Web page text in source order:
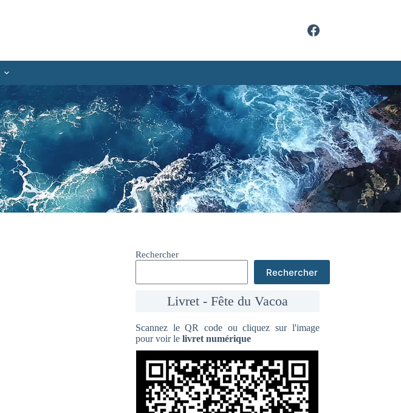
Rechercher
Rechercher
Livret - Fête du Vacoa
Scannez le QR code ou cliquez sur l'image
pour voir lelivret numérique